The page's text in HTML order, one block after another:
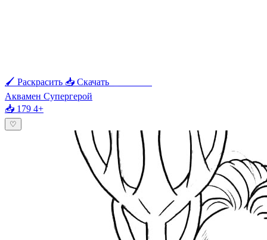
🖌 Раскрасить 📥 Скачать
Аквамен Супергерой
📥 179 4+
♡